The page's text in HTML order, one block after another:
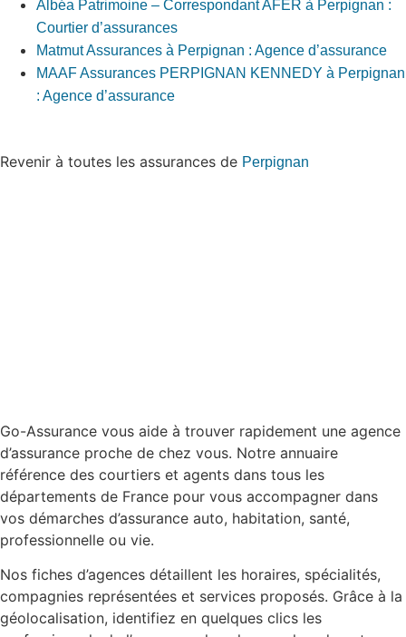
Albéa Patrimoine – Correspondant AFER à Perpignan :
Courtier d’assurances
Matmut Assurances à Perpignan : Agence d’assurance
MAAF Assurances PERPIGNAN KENNEDY à Perpignan
: Agence d’assurance
Revenir à toutes les assurances de Perpignan
Go-Assurance vous aide à trouver rapidement une agence
d’assurance proche de chez vous. Notre annuaire
référence des courtiers et agents dans tous les
départements de France pour vous accompagner dans
vos démarches d’assurance auto, habitation, santé,
professionnelle ou vie.
Nos fiches d’agences détaillent les horaires, spécialités,
compagnies représentées et services proposés. Grâce à la
géolocalisation, identifiez en quelques clics les